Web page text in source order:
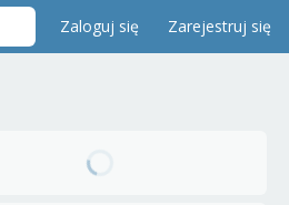
Zaloguj się Zarejestruj się